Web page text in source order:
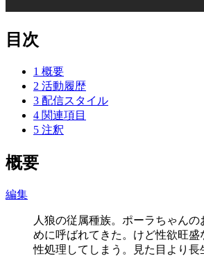
目次
1 概要
2 活動履歴
3 配信スタイル
4 関連項目
5 注釈
概要
編集
人狼の従属種族。ポーラちゃんの
めに呼ばれてきた。けど性欲旺盛
性処理してしまう。見た目より長